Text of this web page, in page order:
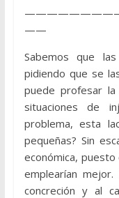
——
Sabemos que
pidiendo que se
puede profesar
situaciones de
problema, esta
pequeñas? Sin
económica,
emplearían
concreción y al